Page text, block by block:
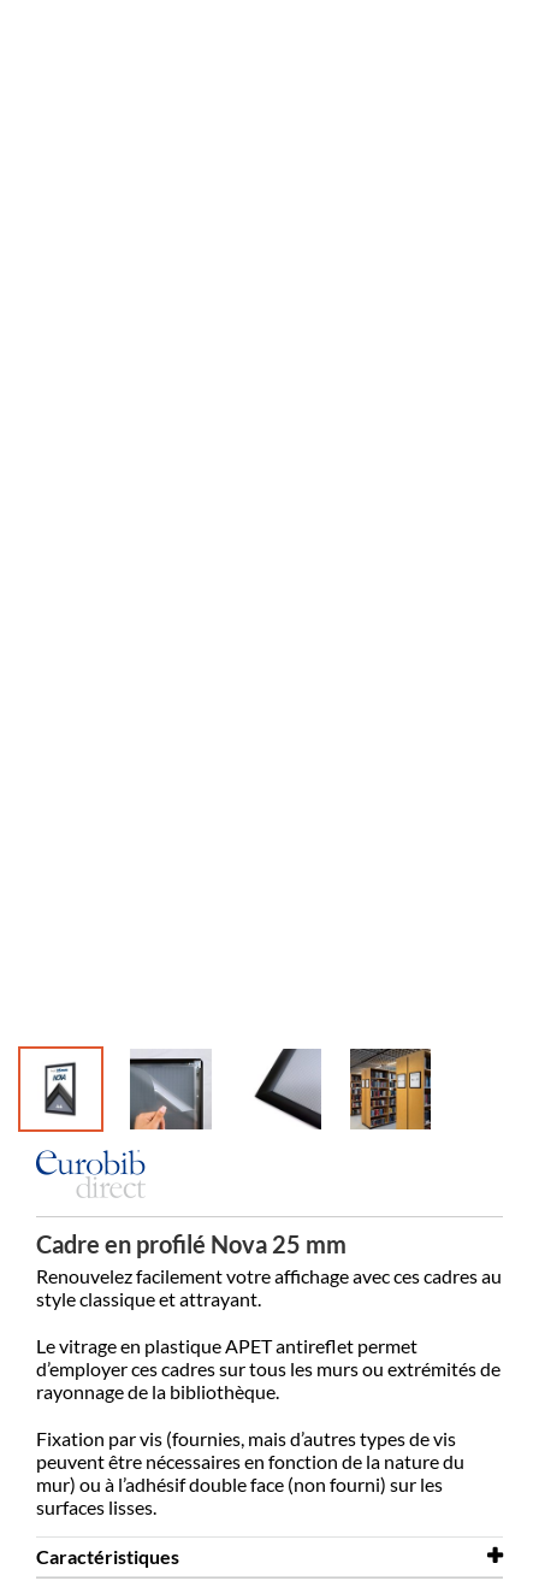
Cadre en profilé Nova 25 mm
Renouvelez facilement votre affichage avec ces cadres au
style classique et attrayant.
Le vitrage en plastique APET antireflet permet
d’employer ces cadres sur tous les murs ou extrémités de
rayonnage de la bibliothèque.
Fixation par vis (fournies, mais d’autres types de vis
peuvent être nécessaires en fonction de la nature du
mur) ou à l’adhésif double face (non fourni) sur les
surfaces lisses.
Caractéristiques